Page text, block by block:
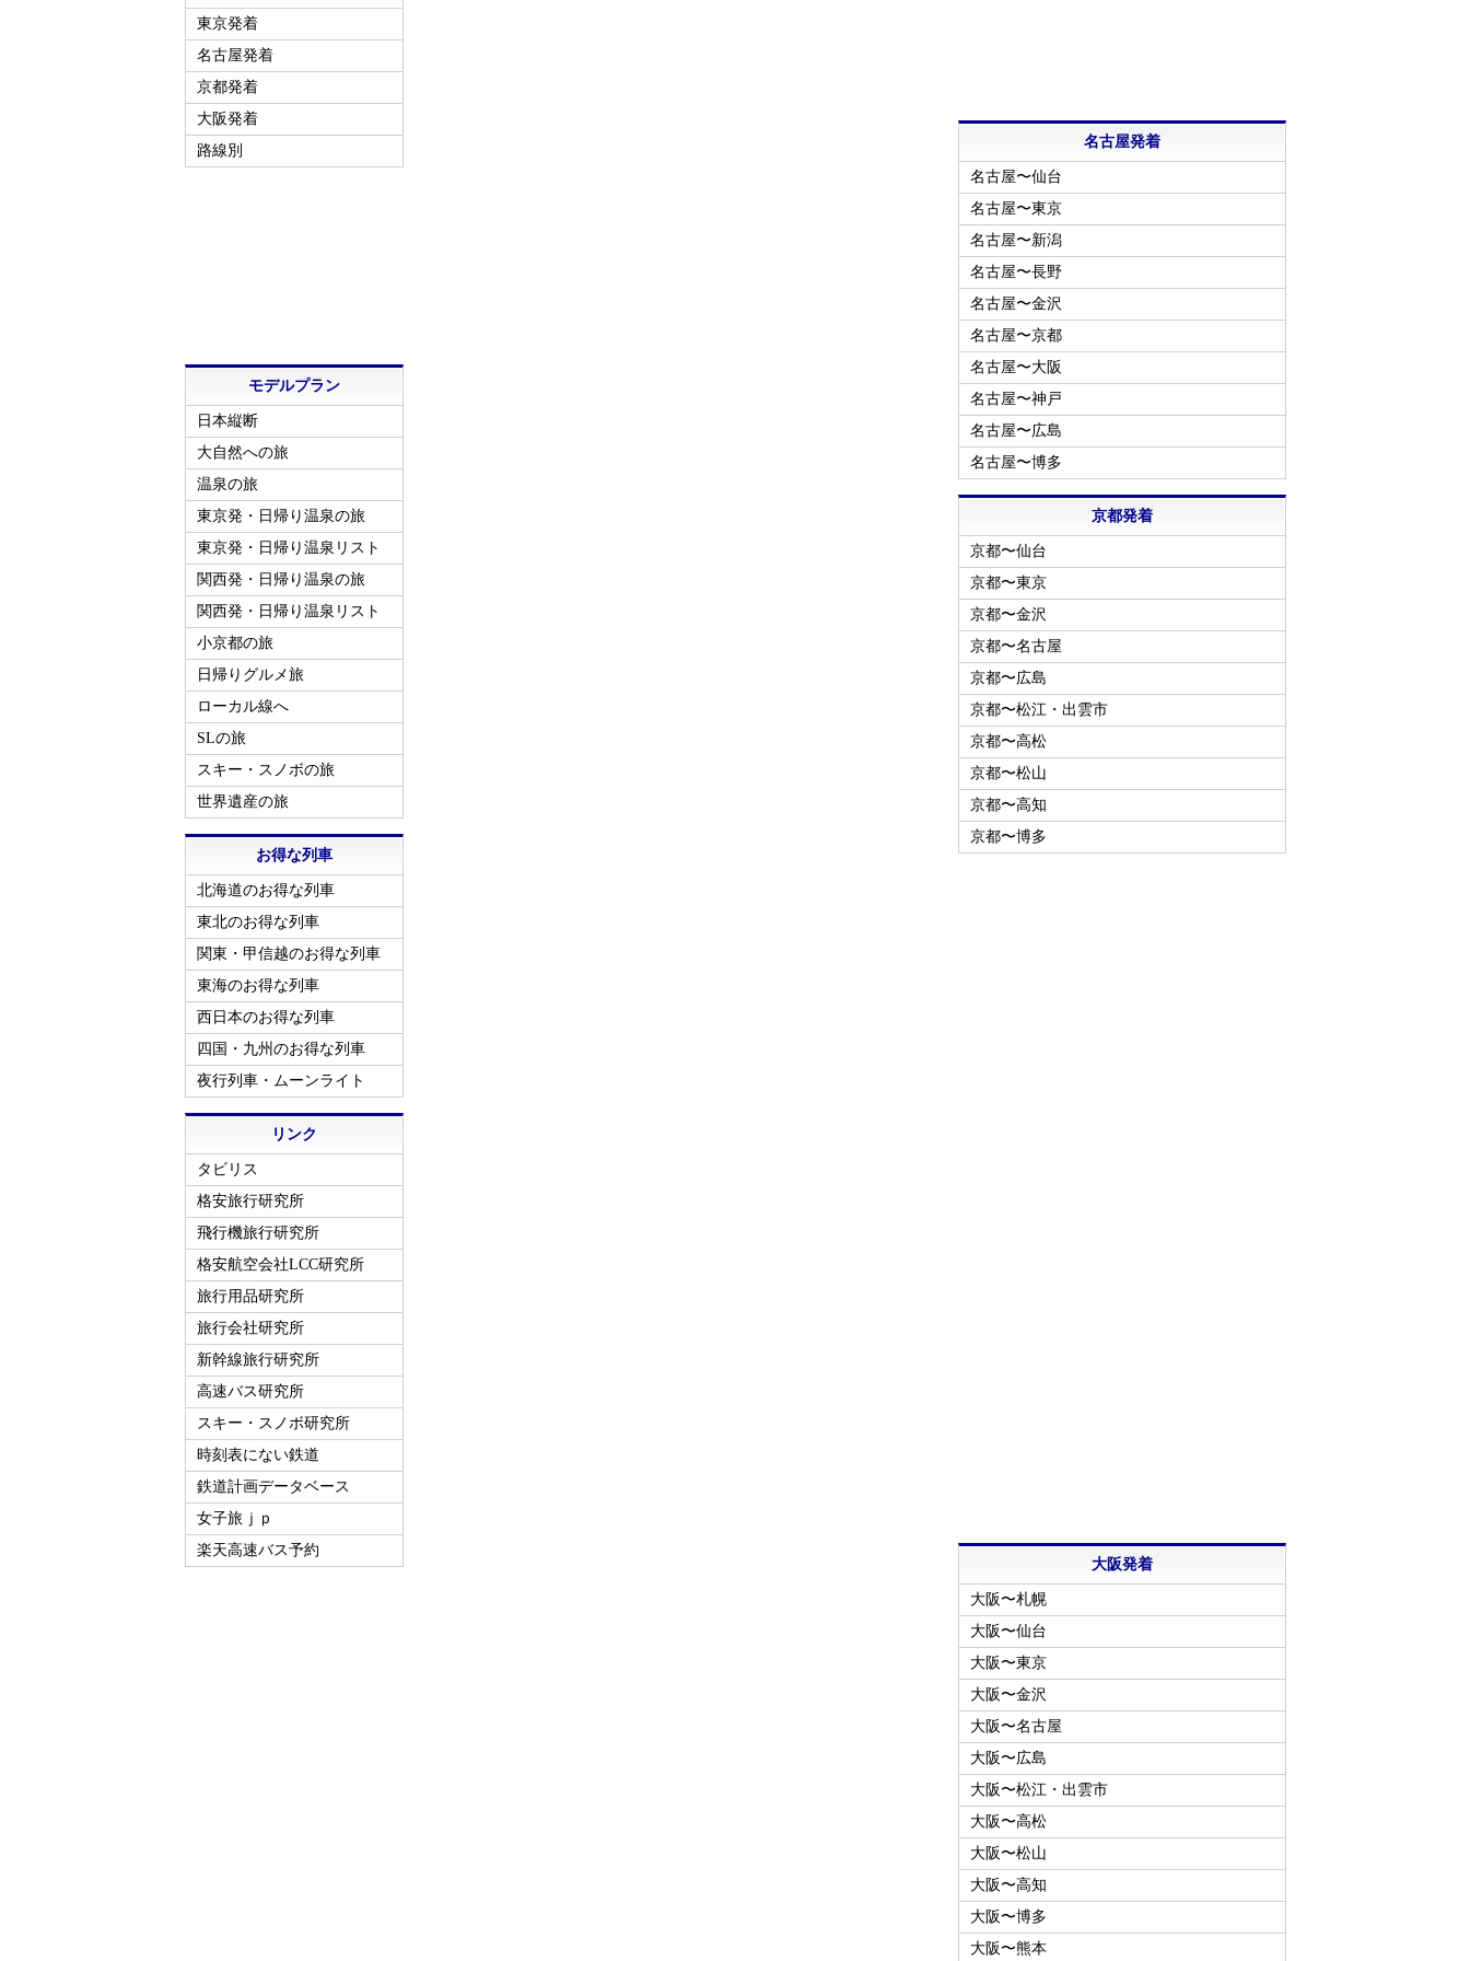
東京発着
名古屋発着
京都発着
大阪発着
路線別
モデルプラン
日本縦断
大自然への旅
温泉の旅
東京発・日帰り温泉の旅
東京発・日帰り温泉リスト
関西発・日帰り温泉の旅
関西発・日帰り温泉リスト
小京都の旅
日帰りグルメ旅
ローカル線へ
SLの旅
スキー・スノボの旅
世界遺産の旅
お得な列車
北海道のお得な列車
東北のお得な列車
関東・甲信越のお得な列車
東海のお得な列車
西日本のお得な列車
四国・九州のお得な列車
夜行列車・ムーンライト
リンク
タビリス
格安旅行研究所
飛行機旅行研究所
格安航空会社LCC研究所
旅行用品研究所
旅行会社研究所
新幹線旅行研究所
高速バス研究所
スキー・スノボ研究所
時刻表にない鉄道
鉄道計画データベース
女子旅ｊｐ
楽天高速バス予約
名古屋発着
名古屋〜仙台
名古屋〜東京
名古屋〜新潟
名古屋〜長野
名古屋〜金沢
名古屋〜京都
名古屋〜大阪
名古屋〜神戸
名古屋〜広島
名古屋〜博多
京都発着
京都〜仙台
京都〜東京
京都〜金沢
京都〜名古屋
京都〜広島
京都〜松江・出雲市
京都〜高松
京都〜松山
京都〜高知
京都〜博多
大阪発着
大阪〜札幌
大阪〜仙台
大阪〜東京
大阪〜金沢
大阪〜名古屋
大阪〜広島
大阪〜松江・出雲市
大阪〜高松
大阪〜松山
大阪〜高知
大阪〜博多
大阪〜熊本